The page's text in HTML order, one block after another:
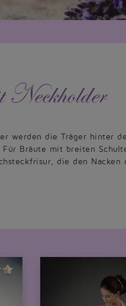
werden die Träger hinter
Bräute mit breiten
die den